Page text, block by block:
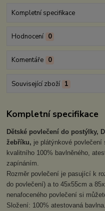
Kompletní specifikace
Hodnocení 0
Komentáře 0
Související zboží 1
Kompletní specifikace
Dětské povlečení do postýlky,
žebříku, je plátýnkové
kvalitního 100% bavlněného,
zapínáním.
Rozměr povlečení je pasující k
do povlečení) a to 45x55cm a
nenafoceného povlečení si
Složení: 100% atestovaná